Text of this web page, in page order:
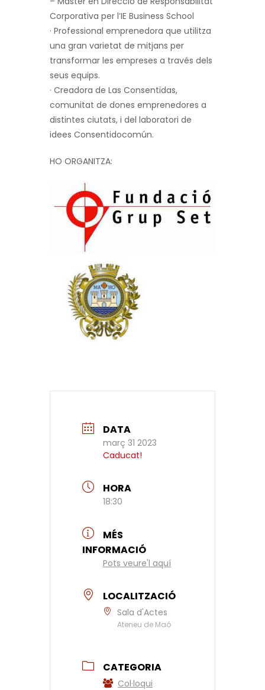
Corporativa per l’IE Business School
· Professional emprenedora que utilitza
una gran varietat de mitjans per
transformar les empreses a través dels
seus equips.
· Creadora de Las Consentidas,
comunitat de dones emprenedores a
distintes ciutats, i del laboratori de
idees Consentidocomún.
HO ORGANITZA:
DATA
març 31 2023
Caducat!
HORA
18:30
MÉS
INFORMACIÓ
Pots veure'l aquí
LOCALITZACIÓ
Sala d'Actes
Ateneu de Maó
CATEGORIA
Col·loqui